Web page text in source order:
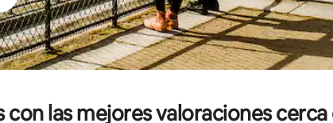
las mejores valoraciones